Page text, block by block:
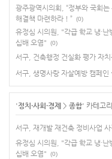
광주광역시의회, “정부와 국회
해결책 마련하라 ! ” (0)
유정심 시의원, "각급 학교 냉·
십배 오염"
(0)
서구, 건축행정 건실화 평가 자
서구, 생명사랑 자살예방 캠페인
'정치·사회·경제 > 종합' 카테고
서구, 재개발 재건축 정비사업 사
유정심 시의원, "각급 학교 냉·
십배 오염"
(0)